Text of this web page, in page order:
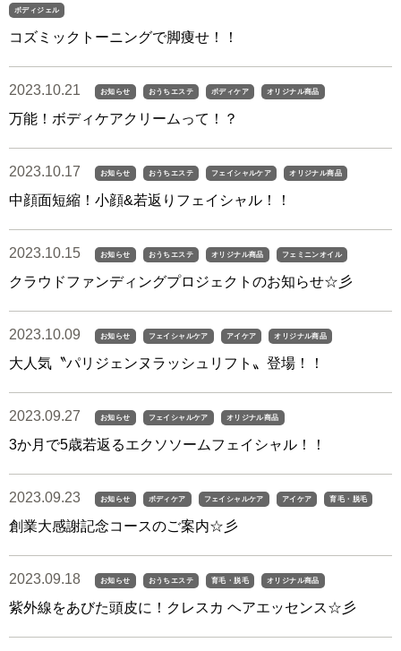
ボディジェル
コズミックトーニングで脚痩せ！！
2023.10.21 お知らせ おうちエステ ボディケア オリジナル商品
万能！ボディケアクリームって！？
2023.10.17 お知らせ おうちエステ フェイシャルケア オリジナル商品
中顔面短縮！小顔&若返りフェイシャル！！
2023.10.15 お知らせ おうちエステ オリジナル商品 フェミニンオイル
クラウドファンディングプロジェクトのお知らせ☆彡
2023.10.09 お知らせ フェイシャルケア アイケア オリジナル商品
大人気〝パリジェンヌラッシュリフト〟登場！！
2023.09.27 お知らせ フェイシャルケア オリジナル商品
3か月で5歳若返るエクソソームフェイシャル！！
2023.09.23 お知らせ ボディケア フェイシャルケア アイケア 育毛・脱毛
創業大感謝記念コースのご案内☆彡
2023.09.18 お知らせ おうちエステ 育毛・脱毛 オリジナル商品
紫外線をあびた頭皮に！クレスカ ヘアエッセンス☆彡